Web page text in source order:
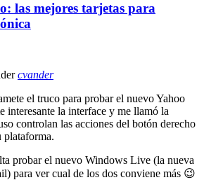
las mejores tarjetas para
cvander
el truco para probar el nuevo Yahoo
interesante la interface y me llamó la
controlan las acciones del botón derecho
plataforma.
probar el nuevo Windows Live (la nueva
para ver cual de los dos conviene más 😉